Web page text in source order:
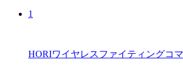
1
HORIワイヤレスファイティングコ